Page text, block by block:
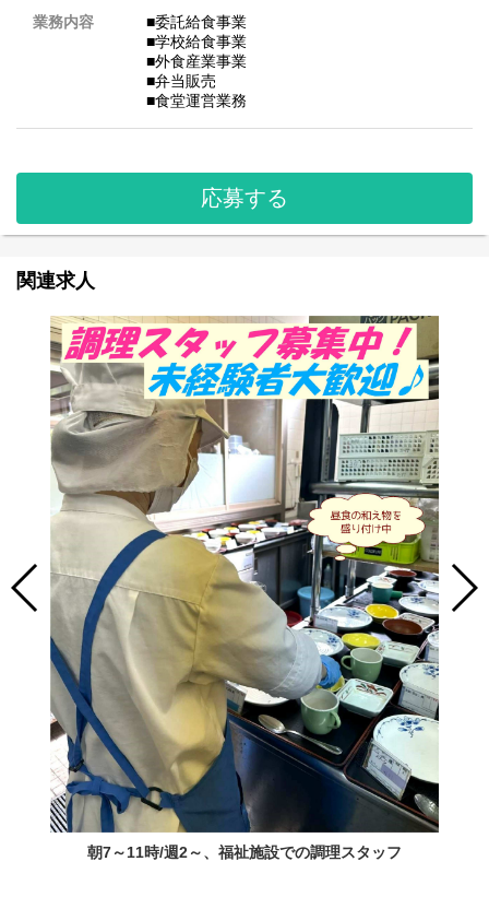
業務内容
■委託給食事業
■学校給食事業
■外食産業事業
■弁当販売
■食堂運営業務
応募する
関連求人
朝7～11時/週2～、福祉施設での調理スタッフ